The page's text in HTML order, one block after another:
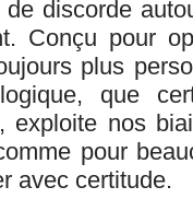
de discorde
Conçu pour
plus
que
exploite nos
pour
avec certitude.